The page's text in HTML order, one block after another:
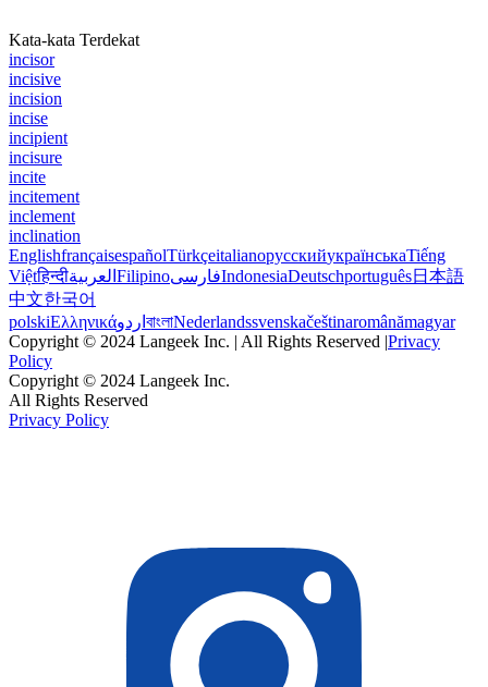
Kata-kata Terdekat
incisor
incisive
incision
incise
incipient
incisure
incite
incitement
inclement
inclination
EnglishfrançaisespañolTürkçeitalianoрусскийукраїнськаTiếng
Việtहिन्दीالعربية FilipinoفارسیIndonesiaDeutschportuguês日本語
中文한국어
polskiΕλληνικάاردو বাংলাNederlandssvenskačeštinaromânămagyar
Copyright © 2024 Langeek Inc. | All Rights Reserved |Privacy
Policy
Copyright © 2024 Langeek Inc.
All Rights Reserved
Privacy Policy